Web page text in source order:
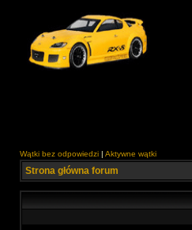
Wątki bez odpowiedzi | Aktywne wątki
Strona główna forum